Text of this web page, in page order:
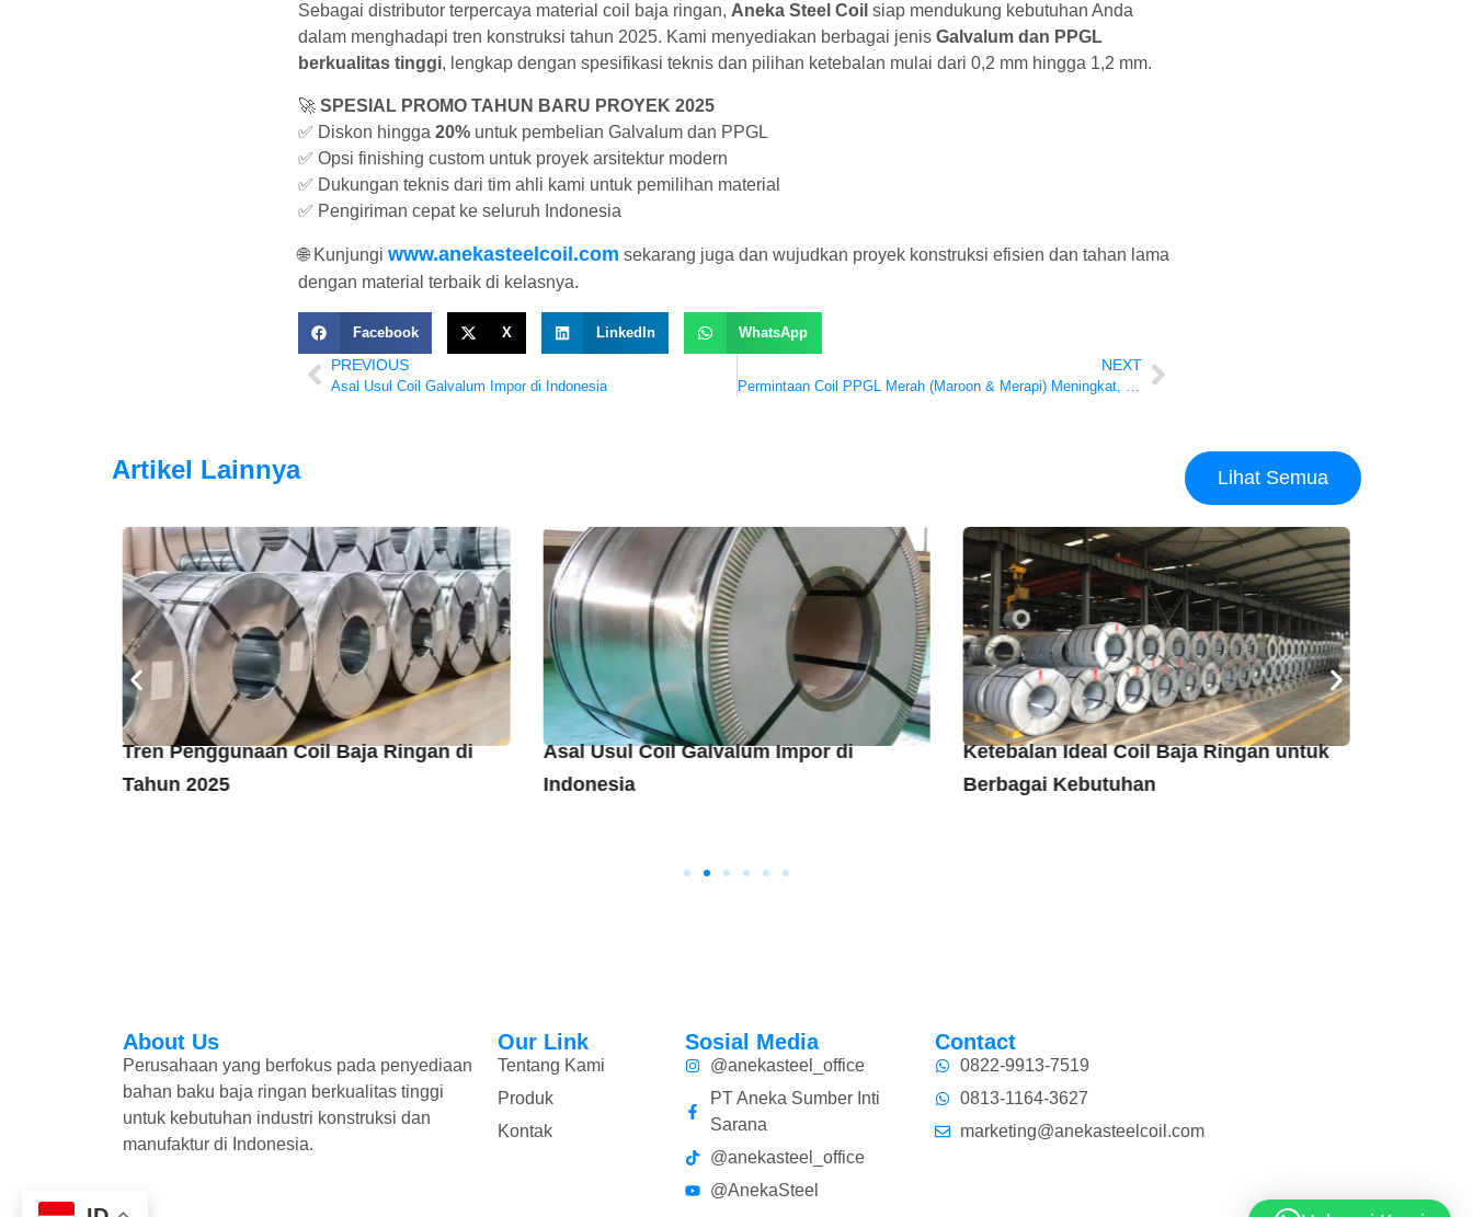
Sebagai distributor terpercaya material coil baja ringan, Aneka Steel Coil siap mendukung kebutuhan Anda
dalam menghadapi tren konstruksi tahun 2025. Kami menyediakan berbagai jenis Galvalum dan PPGL
berkualitas tinggi, lengkap dengan spesifikasi teknis dan pilihan ketebalan mulai dari 0,2 mm hingga 1,2 mm.
🚀 SPESIAL PROMO TAHUN BARU PROYEK 2025
✅ Diskon hingga 20% untuk pembelian Galvalum dan PPGL
✅ Opsi finishing custom untuk proyek arsitektur modern
✅ Dukungan teknis dari tim ahli kami untuk pemilihan material
✅ Pengiriman cepat ke seluruh Indonesia
🌐 Kunjungi www.anekasteelcoil.com sekarang juga dan wujudkan proyek konstruksi efisien dan tahan lama
dengan material terbaik di kelasnya.
Facebook X LinkedIn WhatsApp
PREVIOUS
Asal Usul Coil Galvalum Impor di Indonesia
NEXT
Permintaan Coil PPGL Merah (Maroon & Merapi) Meningkat, Stok Dalam Negeri Kosong – Apa Penyebabnya?
Artikel Lainnya Lihat Semua
Tren Penggunaan Coil Baja Ringan di
Tahun 2025
Asal Usul Coil Galvalum Impor di
Indonesia
Ketebalan Ideal Coil Baja Ringan untuk
Berbagai Kebutuhan
About Us
Perusahaan yang berfokus pada penyediaan
bahan baku baja ringan berkualitas tinggi
untuk kebutuhan industri konstruksi dan
manufaktur di Indonesia.
Our Link
Tentang Kami
Produk
Kontak
Sosial Media
@anekasteel_office
PT Aneka Sumber Inti
Sarana
@anekasteel_office
@AnekaSteel
Contact
0822-9913-7519
0813-1164-3627
marketing@anekasteelcoil.com